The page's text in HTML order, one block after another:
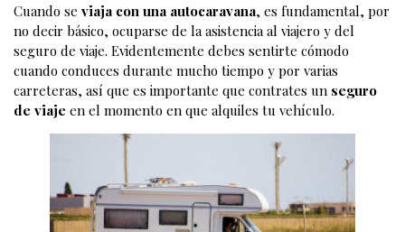
Cuando se viaja con una autocaravana, es fundamental, por
no decir básico, ocuparse de la asistencia al viajero y del
seguro de viaje. Evidentemente debes sentirte cómodo
cuando conduces durante mucho tiempo y por varias
carreteras, así que es importante que contrates un seguro
de viaje en el momento en que alquiles tu vehículo.